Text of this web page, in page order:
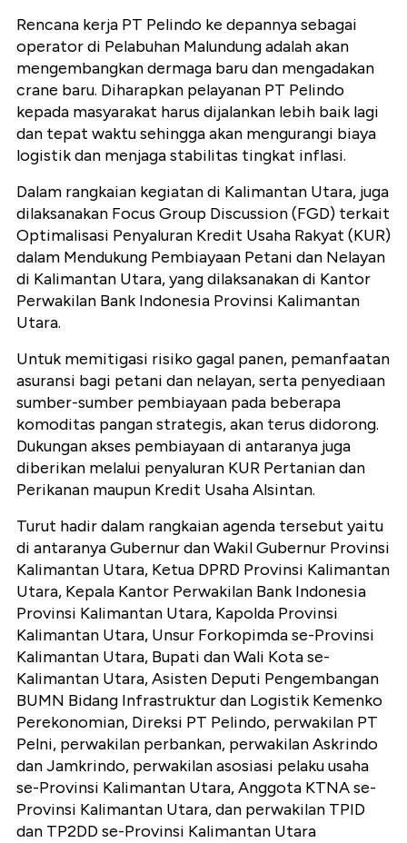
Rencana kerja PT Pelindo ke depannya sebagai
operator di Pelabuhan Malundung adalah akan
mengembangkan dermaga baru dan mengadakan
crane baru. Diharapkan pelayanan PT Pelindo
kepada masyarakat harus dijalankan lebih baik lagi
dan tepat waktu sehingga akan mengurangi biaya
logistik dan menjaga stabilitas tingkat inflasi.
Dalam rangkaian kegiatan di Kalimantan Utara, juga
dilaksanakan Focus Group Discussion (FGD) terkait
Optimalisasi Penyaluran Kredit Usaha Rakyat (KUR)
dalam Mendukung Pembiayaan Petani dan Nelayan
di Kalimantan Utara, yang dilaksanakan di Kantor
Perwakilan Bank Indonesia Provinsi Kalimantan
Utara.
Untuk memitigasi risiko gagal panen, pemanfaatan
asuransi bagi petani dan nelayan, serta penyediaan
sumber-sumber pembiayaan pada beberapa
komoditas pangan strategis, akan terus didorong.
Dukungan akses pembiayaan di antaranya juga
diberikan melalui penyaluran KUR Pertanian dan
Perikanan maupun Kredit Usaha Alsintan.
Turut hadir dalam rangkaian agenda tersebut yaitu
di antaranya Gubernur dan Wakil Gubernur Provinsi
Kalimantan Utara, Ketua DPRD Provinsi Kalimantan
Utara, Kepala Kantor Perwakilan Bank Indonesia
Provinsi Kalimantan Utara, Kapolda Provinsi
Kalimantan Utara, Unsur Forkopimda se-Provinsi
Kalimantan Utara, Bupati dan Wali Kota se-
Kalimantan Utara, Asisten Deputi Pengembangan
BUMN Bidang Infrastruktur dan Logistik Kemenko
Perekonomian, Direksi PT Pelindo, perwakilan PT
Pelni, perwakilan perbankan, perwakilan Askrindo
dan Jamkrindo, perwakilan asosiasi pelaku usaha
se-Provinsi Kalimantan Utara, Anggota KTNA se-
Provinsi Kalimantan Utara, dan perwakilan TPID
dan TP2DD se-Provinsi Kalimantan Utara